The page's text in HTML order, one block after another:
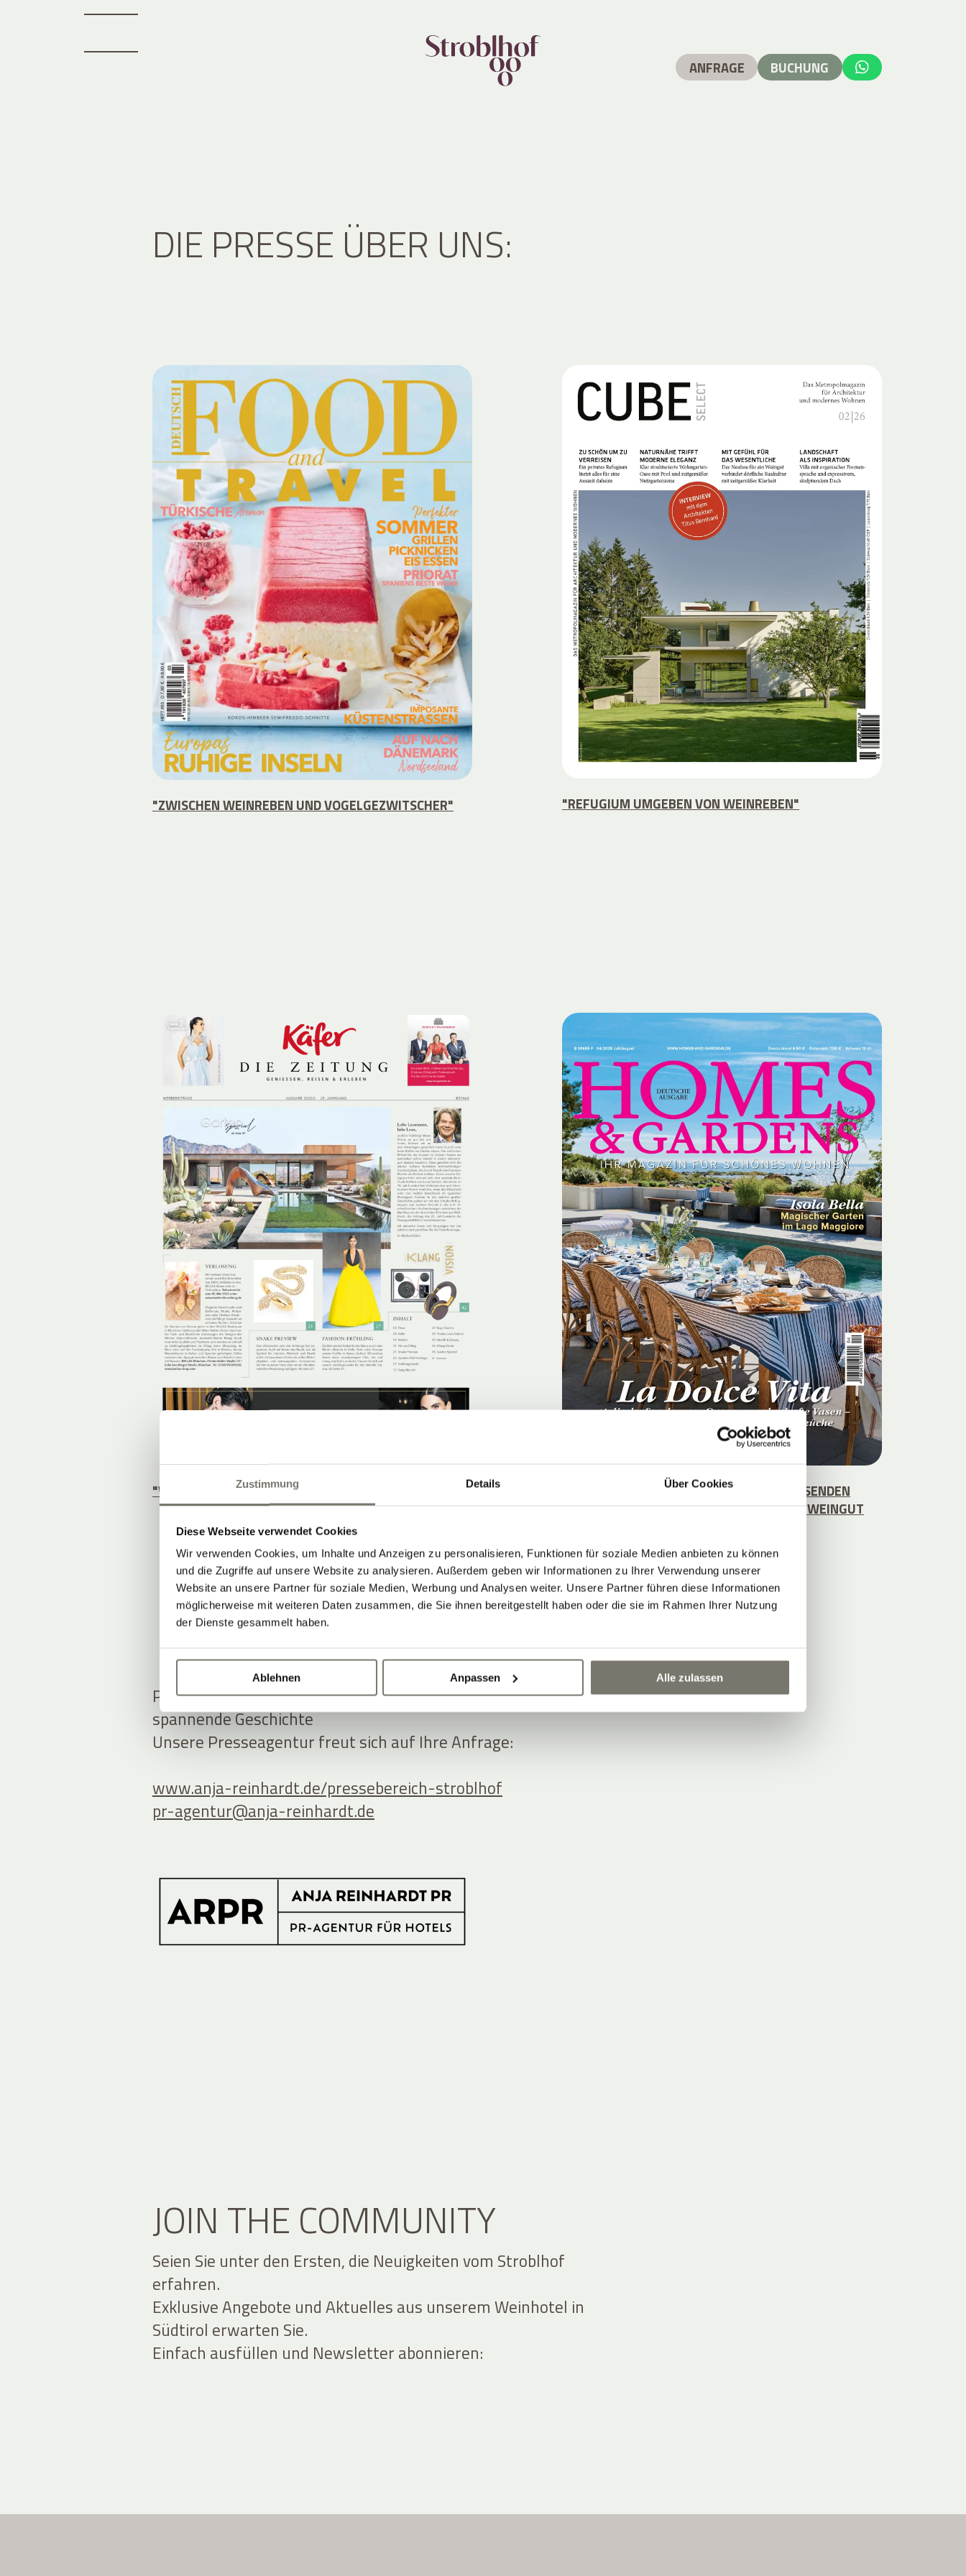
Zustimmung Details Über Cookies
Diese Webseite verwendet Cookies
Wir verwenden Cookies, um Inhalte und Anzeigen zu personalisieren, Funktionen für soziale Medien anbieten zu können
und die Zugriffe auf unsere Website zu analysieren. Außerdem geben wir Informationen zu Ihrer Verwendung unserer
Website an unsere Partner für soziale Medien, Werbung und Analysen weiter. Unsere Partner führen diese Informationen
möglicherweise mit weiteren Daten zusammen, die Sie ihnen bereitgestellt haben oder die sie im Rahmen Ihrer Nutzung
der Dienste gesammelt haben.
Ablehnen Anpassen Alle zulassen
DIE PRESSE ÜBER UNS:
"ZWISCHEN WEINREBEN UND VOGELGEZWITSCHER" "REFUGIUM UMGEBEN VON WEINREBEN"
"WOHNEN IM WEIN."
"ALS WÜRDEN DIE WEINREBEN DEN ANREISENDEN
GÄSTEN RUND UM DEN STROBLHOF SAMT WEINGUT
Presseanfrage, Medienkooperation oder einfach eine
spannende Geschichte
Unsere Presseagentur freut sich auf Ihre Anfrage:
www.anja-reinhardt.de/pressebereich-stroblhof
pr-agentur@anja-reinhardt.de
JOIN THE COMMUNITY
Seien Sie unter den Ersten, die Neuigkeiten vom Stroblhof
erfahren.
Exklusive Angebote und Aktuelles aus unserem Weinhotel in
Südtirol erwarten Sie.
Einfach ausfüllen und Newsletter abonnieren:
ANFRAGE BUCHUNG